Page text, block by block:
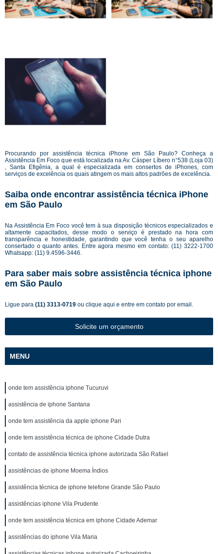
Procurando por assistência técnica iPhone em São Paulo? Conheça a
Assistência Em Foco que está localizada na Av. Cásper Líbero n°538 (Loja 03)
, Santa Efigênia, a qual é especializada em consertos de iPhones, com
serviços de excelência os quais atingem os mais altos padrões de excelência.
Saiba onde encontrar assistência técnica iPhone
em São Paulo
Na Assistência Em Foco você tem à sua disposição técnicos especializados e
altamente capacitados, desse modo o serviço é prestado na hora com
transparência e honestidade, garantindo que você tenha o seu aparelho
consertado o quanto antes. Entre agora mesmo em contato: (11) 3222-1700
Whatsapp: (11) 9.4596-3446.
Para saber mais sobre assistência técnica iphone
em São Paulo
Ligue para (11) 3313-0719 ou clique aqui e entre em contato por email.
Solicite um orçamento
MENU
onde tem assistência iphone Tucuruvi
assistência de iphone Santana
onde tem assistência da apple iphone Pari
onde tem assistência técnica de iphone Cidade Dutra
contato de assistência técnica iphone autorizada São Rafael
assistências de iphone Moema Índios
assistência técnica de iphone telefone Grande São Paulo
assistências iphone Vila Prudente
onde tem assistência técnica em iphone Cidade Ademar
assistências do iphone Vila Maria